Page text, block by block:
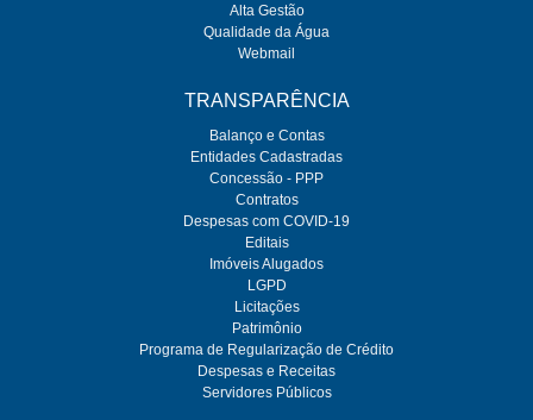
Alta Gestão
Qualidade da Água
Webmail
TRANSPARÊNCIA
Balanço e Contas
Entidades Cadastradas
Concessão - PPP
Contratos
Despesas com COVID-19
Editais
Imóveis Alugados
LGPD
Licitações
Patrimônio
Programa de Regularização de Crédito
Despesas e Receitas
Servidores Públicos